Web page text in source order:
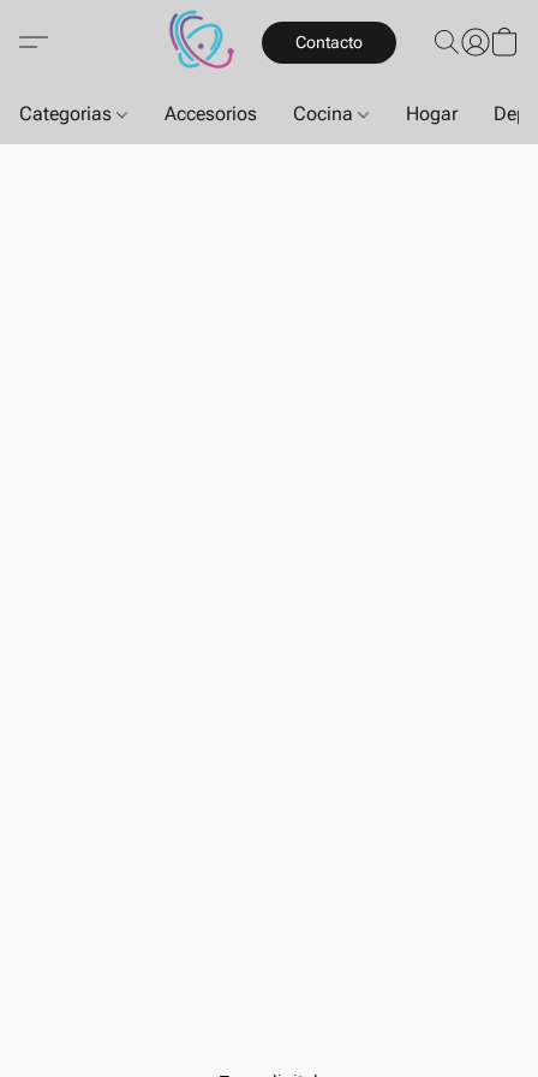
Contacto
Categorias Accesorios Cocina Hogar